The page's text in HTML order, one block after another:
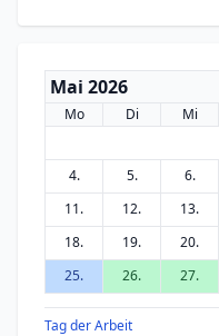
Mai 2026
Mo Di Mi
4.
5. 6.
11.
12. 13.
18.
19. 20.
25.
26. 27.
Tag der Arbeit